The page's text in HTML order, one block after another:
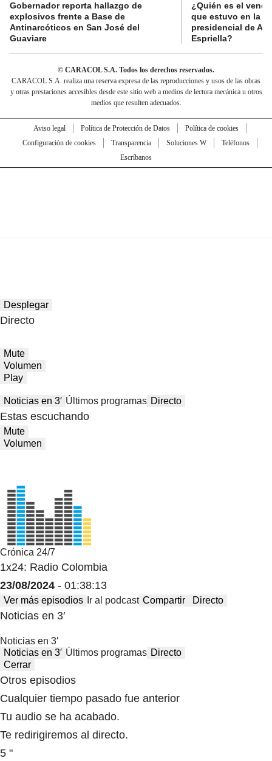
Gobernador reporta hallazgo de
explosivos frente a Base de
Antinarcóticos en San José del
Guaviare
¿Quién es el
que estuvo en la
presidencial de
Espriella?
© CARACOL S.A. Todos los derechos reservados.
CARACOL S.A. realiza una reserva expresa de las reproducciones y usos de las obras
y otras prestaciones accesibles desde este sitio web a medios de lectura mecánica u otros
medios que resulten adecuados.
Aviso legal Política de Protección de Datos
Política de cookies
Configuración de cookies
Transparencia Soluciones W
Teléfonos
Escríbanos
Desplegar
Directo
Mute
Volumen
Play
Noticias en 3′ Últimos programas Directo
Estas escuchando
Mute
Volumen
Crónica 24/7
1x24: Radio Colombia
23/08/2024 - 01:38:13
Ver más episodios Ir al podcast Compartir Directo
Noticias en 3′
Noticias en 3′
Noticias en 3′ Últimos programas Directo
Cerrar
Otros episodios
Cualquier tiempo pasado fue anterior
Tu audio se ha acabado.
Te redirigiremos al directo.
5 "